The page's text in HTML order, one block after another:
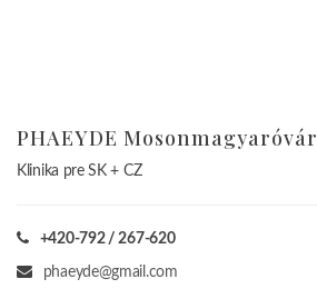
PHAEYDE Mosonmagyaróvár
Klinika pre SK + CZ
+420-792 / 267-620
phaeyde@gmail.com